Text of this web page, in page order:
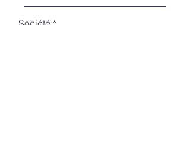
Société